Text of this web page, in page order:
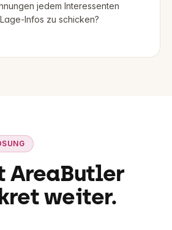
jedem Interessenten
Infos zu schicken?
AreaButler
weiter.